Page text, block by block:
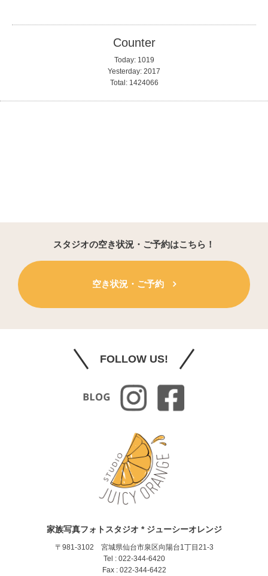
Counter
Today: 1019
Yesterday: 2017
Total: 1424066
スタジオの空き状況・ご予約はこちら！
空き状況・ご予約
FOLLOW US!
家族写真フォトスタジオ * ジューシーオレンジ
〒981-3102 宮城県仙台市泉区向陽台1丁目21-3
Tel : 022-344-6420
Fax : 022-344-6422